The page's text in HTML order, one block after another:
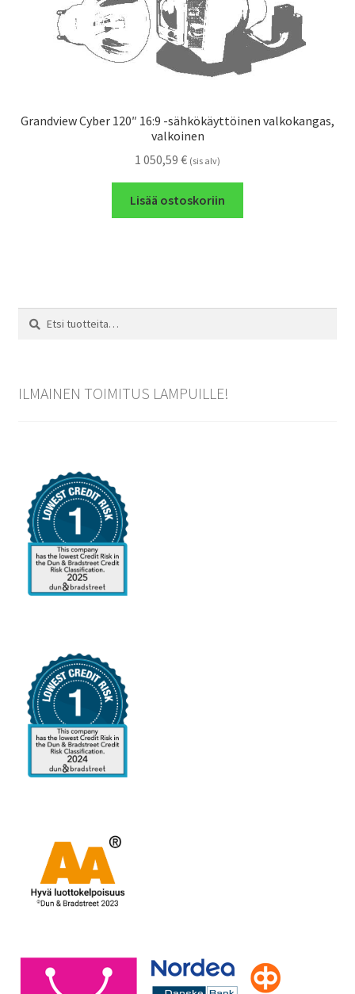
Grandview Cyber 120″ 16:9 -sähkökäyttöinen valkokangas,
valkoinen
1 050,59 € (sis alv)
Lisää ostoskoriin
Etsi:
Haku
ILMAINEN TOIMITUS LAMPUILLE!